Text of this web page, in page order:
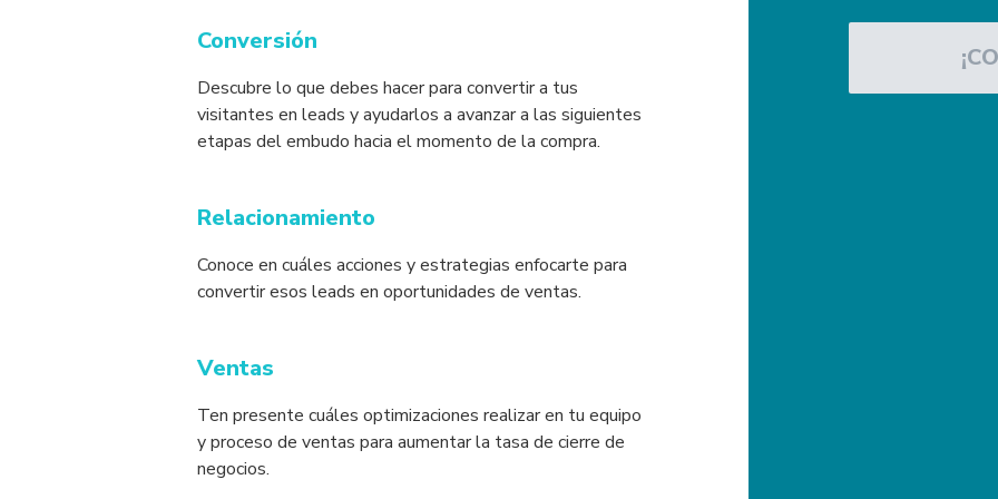
Conversión
Descubre lo que debes hacer para convertir a tus
visitantes en leads y ayudarlos a avanzar a las siguientes
etapas del embudo hacia el momento de la compra.
Relacionamiento
Conoce en cuáles acciones y estrategias enfocarte para
convertir esos leads en oportunidades de ventas.
Ventas
Ten presente cuáles optimizaciones realizar en tu equipo
y proceso de ventas para aumentar la tasa de cierre de
negocios.